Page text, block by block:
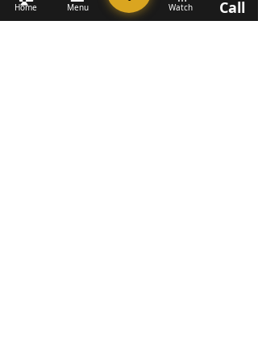
Home Menu Watch Call